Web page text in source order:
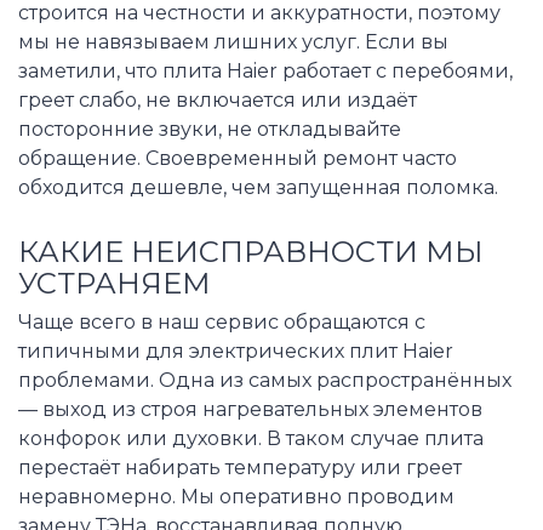
строится на честности и аккуратности, поэтому
мы не навязываем лишних услуг. Если вы
заметили, что плита Haier работает с перебоями,
греет слабо, не включается или издаёт
посторонние звуки, не откладывайте
обращение. Своевременный ремонт часто
обходится дешевле, чем запущенная поломка.
КАКИЕ НЕИСПРАВНОСТИ МЫ
УСТРАНЯЕМ
Чаще всего в наш сервис обращаются с
типичными для электрических плит Haier
проблемами. Одна из самых распространённых
— выход из строя нагревательных элементов
конфорок или духовки. В таком случае плита
перестаёт набирать температуру или греет
неравномерно. Мы оперативно проводим